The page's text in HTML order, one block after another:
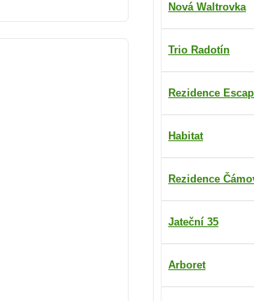
Nová Waltrovka
Trio Radotín
Rezidence
Habitat
Rezidence
Jateční 35
Arboret